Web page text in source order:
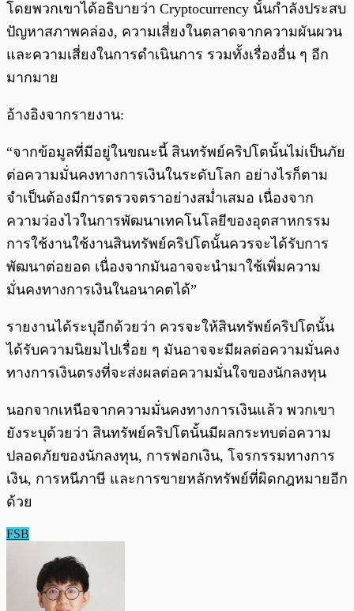
โดยพวกเขาได้อธิบายว่า Cryptocurrency นั้นกำลังประสบ
ปัญหาสภาพคล่อง, ความเสี่ยงในตลาดจากความผันผวน
และความเสี่ยงในการดำเนินการ รวมทั้งเรื่องอื่น ๆ อีก
มากมาย
อ้างอิงจากรายงาน:
“จากข้อมูลที่มีอยู่ในขณะนี้ สินทรัพย์คริปโตนั้นไม่เป็นภัย
ต่อความมั่นคงทางการเงินในระดับโลก อย่างไรก็ตาม
จำเป็นต้องมีการตรวจตราอย่างสม่ำเสมอ เนื่องจาก
ความว่องไวในการพัฒนาเทคโนโลยีของอุตสาหกรรม
การใช้งานใช้งานสินทรัพย์คริปโตนั้นควรจะได้รับการ
พัฒนาต่อยอด เนื่องจากมันอาจจะนำมาใช้เพิ่มความ
มั่นคงทางการเงินในอนาคตได้”
รายงานได้ระบุอีกด้วยว่า ควรจะให้สินทรัพย์คริปโตนั้น
ได้รับความนิยมไปเรื่อย ๆ มันอาจจะมีผลต่อความมั่นคง
ทางการเงินตรงที่จะส่งผลต่อความมั่นใจของนักลงทุน
นอกจากเหนือจากความมั่นคงทางการเงินแล้ว พวกเขา
ยังระบุด้วยว่า สินทรัพย์คริปโตนั้นมีผลกระทบต่อความ
ปลอดภัยของนักลงทุน, การฟอกเงิน, โจรกรรมทางการ
เงิน, การหนีภาษี และการขายหลักทรัพย์ที่ผิดกฎหมายอีก
ด้วย
FSB